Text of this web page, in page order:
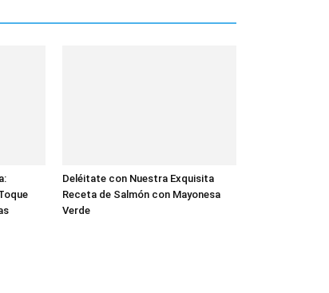
Deléitate con Nuestra Exquisita
Receta de Salmón con Mayonesa
Verde